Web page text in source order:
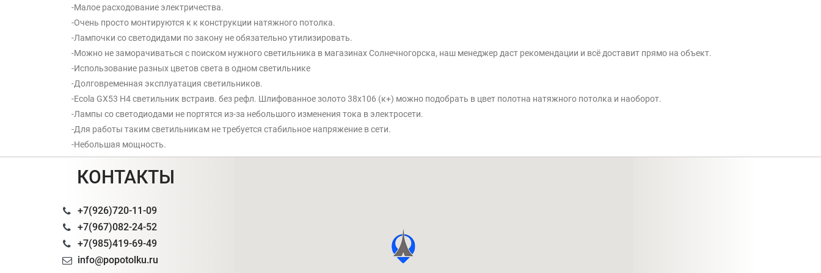
-Малое расходование электричества.
-Очень просто монтируются к к конструкции натяжного потолка.
-Лампочки со светодидами по закону не обязательно утилизировать.
-Можно не заморачиваться с поиском нужного светильника в магазинах Солнечногорска, наш менеджер даст рекомендации и всё доставит прямо на объект.
-Использование разных цветов света в одном светильнике
-Долговременная эксплуатация светильников.
-Ecola GX53 H4 светильник встраив. без рефл. Шлифованное золото 38x106 (к+) можно подобрать в цвет полотна натяжного потолка и наоборот.
-Лампы со светодиодами не портятся из-за небольшого изменения тока в электросети.
-Для работы таким светильникам не требуется стабильное напряжение в сети.
-Небольшая мощность.
КОНТАКТЫ
+7(926)720-11-09
+7(967)082-24-52
+7(985)419-69-49
info@popotolku.ru